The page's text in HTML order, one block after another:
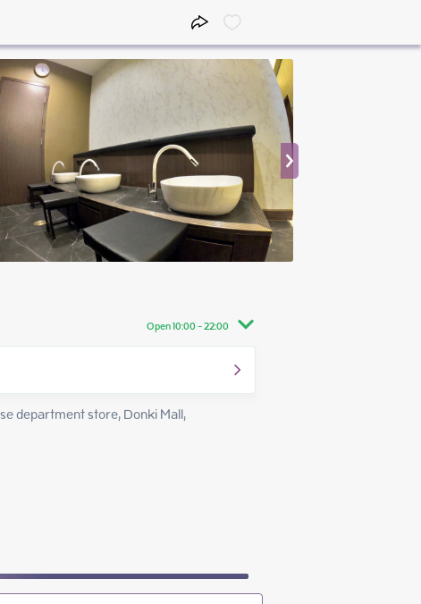
Open 10:00 - 22:00
10:00 - 22:00
10:00 - 22:00
10:00 - 22:00
department store, Donki Mall,